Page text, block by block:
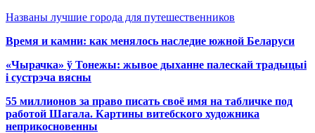
Названы лучшие города для путешественников
Время и камни: как менялось наследие южной Беларуси
«Чырачка» ў Тонежы: жывое дыханне палескай традыцыі
і сустрэча вясны
55 миллионов за право писать своё имя на табличке под
работой Шагала. Картины витебского художника
неприкосновенны